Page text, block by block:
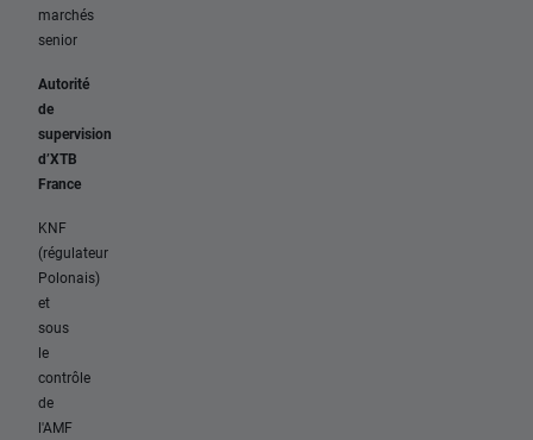
marchés
senior
Autorité
de
supervision
d’XTB
France
KNF
(régulateur
Polonais)
et
sous
le
contrôle
de
l'AMF